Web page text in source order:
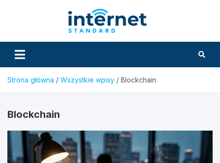
Strona główna Wszystkie wpisy Blockchain
Blockchain